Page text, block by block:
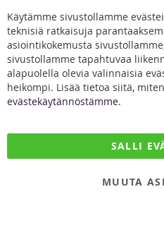
Dataskydd
Kontakta oss
Käytämme sivustollamme
teknisiä ratkaisuja
asiointikokemusta
sivustollamme tapahtuvaa
alapuolella olevia valinnaisia
heikompi. Lisää tietoa siitä,
evästekäytännöstämme.
SALLI
MUUTA